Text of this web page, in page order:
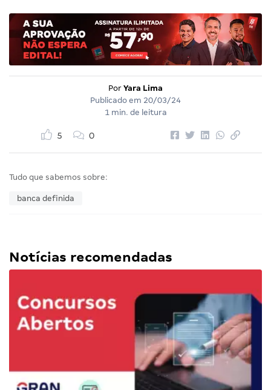
Por Yara Lima
Publicado em 20/03/24
1 min. de leitura
5 0
Tudo que sabemos sobre:
banca definida
Notícias recomendadas